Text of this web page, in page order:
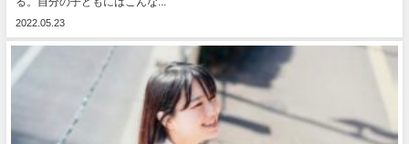
2022.05.23